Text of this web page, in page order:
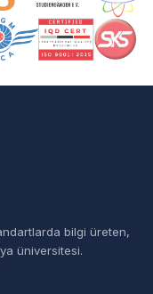
bilgi üreten,
üniversitesi.